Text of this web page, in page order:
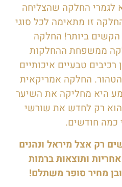
לגמרי החלקה שהצליחה
זו מתאימה לכל סוגי
ביותר! החלקה
ממשפחת ההחלקות
רכיבים טבעיים איכותיים
החלקה אמריקאית
היא מחליקה את השיער
רק לחדש את שורשי
כמה חודשים.
רק אצל מיראל ונהנים
ותוצאות ברמות
מחיר סופר משתלם!